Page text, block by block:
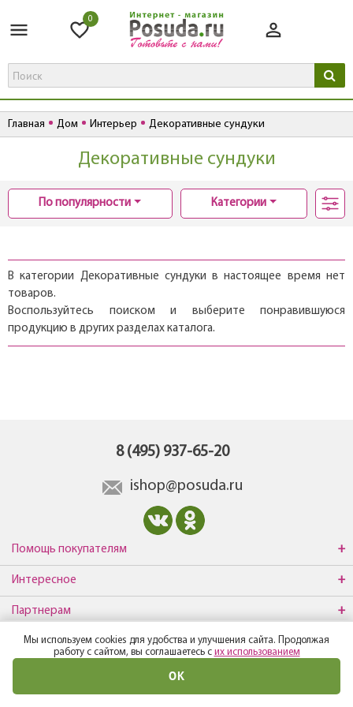
0
Главная Дом Интерьер Декоративные сундуки
Декоративные сундуки
По популярности Категории
В категории Декоративные сундуки в настоящее время нет
товаров.
Воспользуйтесь поиском и выберите понравившуюся
продукцию в других разделах каталога.
8 (495) 937-65-20
ishop@posuda.ru
Помощь покупателям
Интересное
Партнерам
О компании
Мы используем cookies для удобства и улучшения сайта. Продолжая
работу с сайтом, вы соглашаетесь с их использованием
ОК